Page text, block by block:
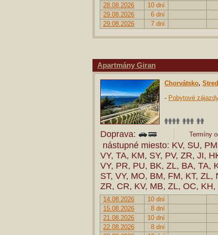
28.08.2026
10 dní
29.08.2026
6 dní
29.08.2026
7 dní
Apartmány Giran
Chorvátsko,
- Pobytové
Doprava: Termíny
nástupné miesto: KV, SU,
VY, TA, KM, SY, PV, ZR, JI,
VY, PR, PU, BK, ZL, BA, TA,
ST, VY, MO, BM, FM, KT,
ZR, CR, KV, MB, ZL, OC,
14.08.2026 10 dní
15.08.2026
8 dní
21.08.2026
10 dní
22.08.2026
8 dní